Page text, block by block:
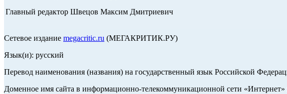
Главный редактор Швецов Максим Дмитриевич
Сетевое издание megacritic.ru (МЕГАКРИТИК.РУ)
Язык(и): русский
Перевод наименования (названия) на государственный язык Российской
Доменное имя сайта в информационно-телекоммуникационной сети «Интернет»